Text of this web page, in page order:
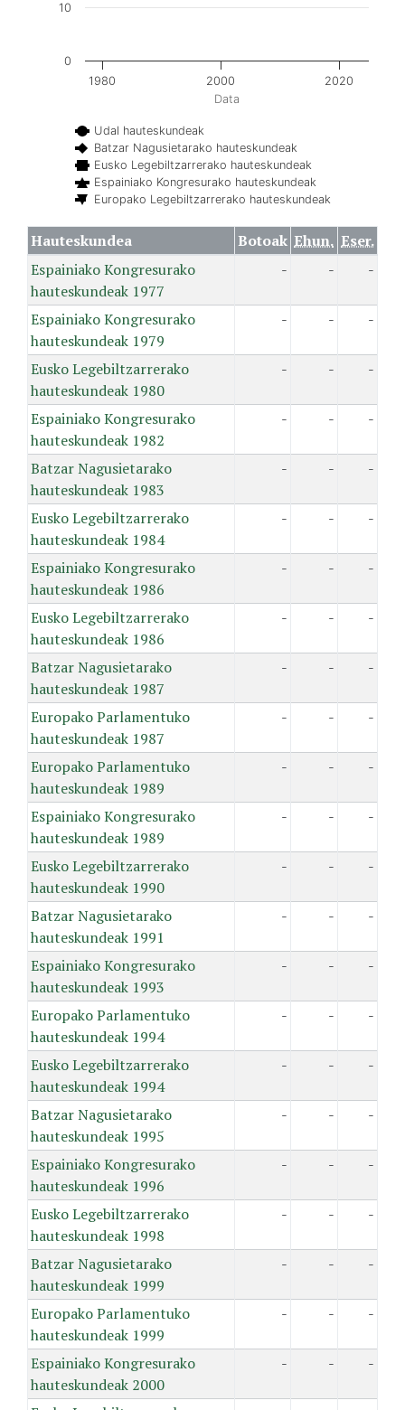
Data
Udal hauteskundeak
Batzar Nagusietarako hauteskundeak
Eusko Legebiltzarrerako hauteskundeak
Espainiako Kongresurako hauteskundeak
Europako Legebiltzarrerako hauteskundeak
1980 2000 2020
0
10
Hauteskundea Botoak Ehun. Eser.
Espainiako Kongresurako
hauteskundeak 1977
- - -
Espainiako Kongresurako
hauteskundeak 1979
- - -
Eusko Legebiltzarrerako
hauteskundeak 1980
- - -
Espainiako Kongresurako
hauteskundeak 1982
- - -
Batzar Nagusietarako
hauteskundeak 1983
- - -
Eusko Legebiltzarrerako
hauteskundeak 1984
- - -
Espainiako Kongresurako
hauteskundeak 1986
- - -
Eusko Legebiltzarrerako
hauteskundeak 1986
- - -
Batzar Nagusietarako
hauteskundeak 1987
- - -
Europako Parlamentuko
hauteskundeak 1987
- - -
Europako Parlamentuko
hauteskundeak 1989
- - -
Espainiako Kongresurako
hauteskundeak 1989
- - -
Eusko Legebiltzarrerako
hauteskundeak 1990
- - -
Batzar Nagusietarako
hauteskundeak 1991
- - -
Espainiako Kongresurako
hauteskundeak 1993
- - -
Europako Parlamentuko
hauteskundeak 1994
- - -
Eusko Legebiltzarrerako
hauteskundeak 1994
- - -
Batzar Nagusietarako
hauteskundeak 1995
- - -
Espainiako Kongresurako
hauteskundeak 1996
- - -
Eusko Legebiltzarrerako
hauteskundeak 1998
- - -
Batzar Nagusietarako
hauteskundeak 1999
- - -
Europako Parlamentuko
hauteskundeak 1999
- - -
Espainiako Kongresurako
hauteskundeak 2000
- - -